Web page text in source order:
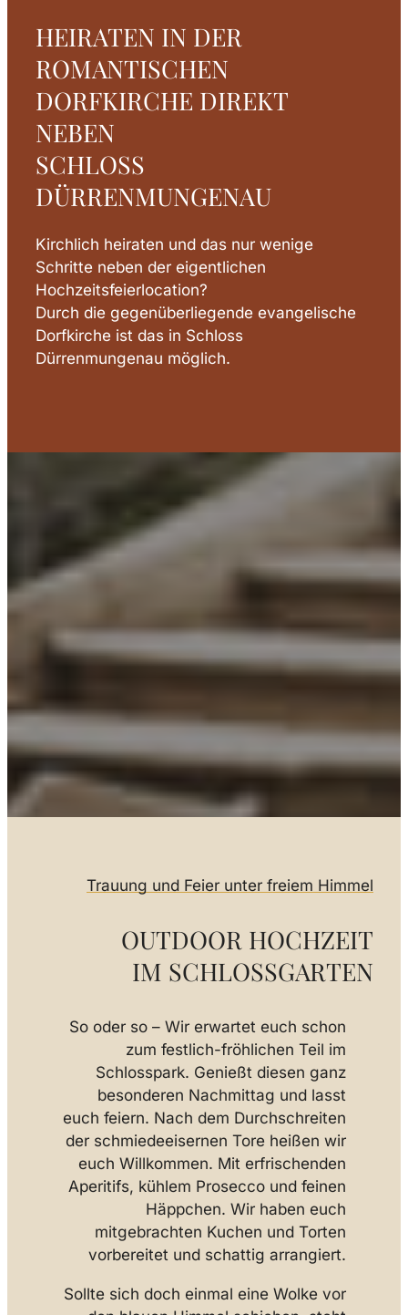
HEIRATEN IN DER
ROMANTISCHEN
DORFKIRCHE DIREKT
NEBEN
SCHLOSS
DÜRRENMUNGENAU
Kirchlich heiraten und das nur wenige
Schritte neben der eigentlichen
Hochzeitsfeierlocation?
Durch die gegenüberliegende evangelische
Dorfkirche ist das in Schloss
Dürrenmungenau möglich.
Trauung und Feier unter freiem Himmel
OUTDOOR HOCHZEIT
IM SCHLOSSGARTEN
So oder so – Wir erwartet euch schon
zum festlich-fröhlichen Teil im
Schlosspark. Genießt diesen ganz
besonderen Nachmittag und lasst
euch feiern. Nach dem Durchschreiten
der schmiedeeisernen Tore heißen wir
euch Willkommen. Mit erfrischenden
Aperitifs, kühlem Prosecco und feinen
Häppchen. Wir haben euch
mitgebrachten Kuchen und Torten
vorbereitet und schattig arrangiert.
Sollte sich doch einmal eine Wolke vor